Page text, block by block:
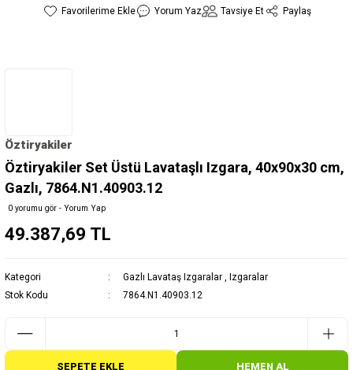
Yorum Yaz Tavsiye Et Paylaş
Öztiryakiler
Öztiryakiler Set Üstü Lavataşlı Izgara, 40x90x30 cm,
Gazlı, 7864.N1.40903.12
0 yorumu gör - Yorum Yap
49.387,69 TL
Kategori Gazlı Lavataş Izgaralar
Izgaralar
Stok Kodu
7864.N1.40903.12
SEPETE EKLE HEMEN AL